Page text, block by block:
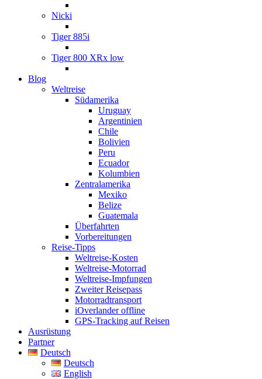
Nicki
Tiger 885i
Tiger 800 XRx low
Blog
Weltreise
Südamerika
Uruguay
Argentinien
Chile
Bolivien
Peru
Ecuador
Kolumbien
Zentralamerika
Mexiko
Belize
Guatemala
Überfahrten
Vorbereitungen
Reise-Tipps
Weltreise-Kosten
Weltreise-Motorrad
Weltreise-Impfungen
Zweiter Reisepass
Motorradtransport
iOverlander offline
GPS-Tracking auf Reisen
Ausrüstung
Partner
Deutsch
Deutsch
English